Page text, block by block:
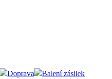
Doprava Balení zásilek